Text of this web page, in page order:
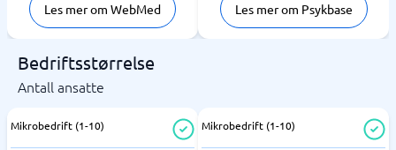
Les mer om WebMed Les mer om Psykbase
Bedriftsstørrelse
Antall ansatte
Mikrobedrift (1-10) Mikrobedrift (1-10)